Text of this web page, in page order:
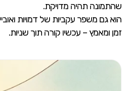
שהתמונה תהיה מדויקת.
הוא גם משפר עקביות של דמויות
זמן ומאמץ – עכשיו קורה תוך שניות.